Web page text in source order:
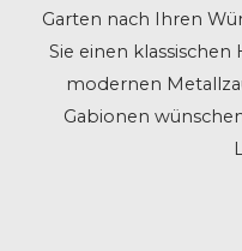
Garten nach Ihren
Sie einen
modernen
Gabionen